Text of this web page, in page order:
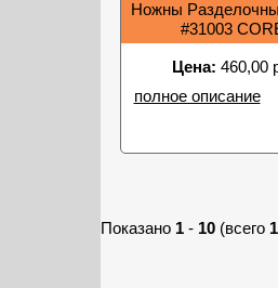
Ножны
#31003
Цена: 460,00
полное описание
Показано 1 - 10 (всего